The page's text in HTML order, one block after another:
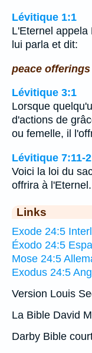
Lévitique 1:1
L'Eternel
lui parla et dit:
peace offerings
Lévitique 3:1
Lorsque
d'actions de
ou femelle, il
Lévitique 7:11-
Voici la loi du
offrira à
Links
Exode 24:5
Éxodo 24:5
Mose 24:5
Exodus 24:5
Version Louis
La Bible David
Darby Bible